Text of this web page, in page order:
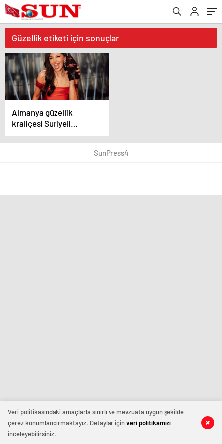
Güzellik etiketi için sonuçlar
Almanya güzellik
kraliçesi Suriyeli
Twitch yayıncısı Dua
Faris oldu
SunPress4
Veri politikasındaki amaçlarla sınırlı ve mevzuata uygun şekilde
çerez konumlandırmaktayız. Detaylar içinveri politikamızı
inceleyebilirsiniz.